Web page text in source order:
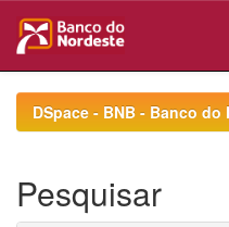
navigationDSpace - BNB - Banco
Pesquisar